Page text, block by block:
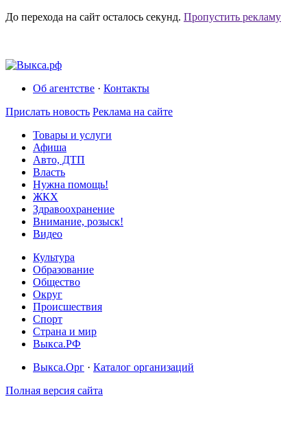
До перехода на сайт осталось секунд. Пропустить рекламу
Об агентстве · Контакты
Прислать новость Реклама на сайте
Товары и услуги
Афиша
Авто, ДТП
Власть
Нужна помощь!
ЖКХ
Здравоохранение
Внимание, розыск!
Видео
Культура
Образование
Общество
Округ
Происшествия
Спорт
Страна и мир
Выкса.РФ
Выкса.Орг · Каталог организаций
Полная версия сайта